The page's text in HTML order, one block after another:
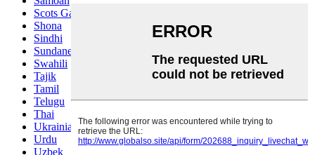
Scots Gaelic
Shona
Sindhi
Sundanese
Swahili
Tajik
Tamil
Telugu
Thai
Ukrainian
Urdu
Uzbek